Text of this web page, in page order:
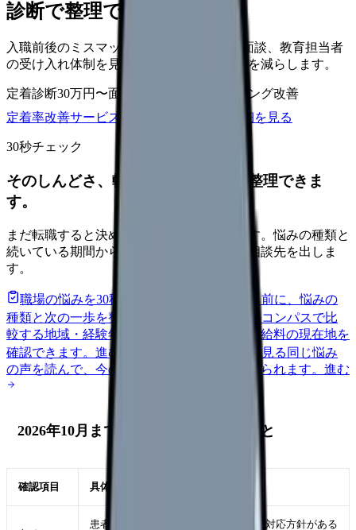
診断で整理できます
入職前後のミスマッチ、初月面談、3ヶ月面談、教育担当者
の受け入れ体制を見直し、早期離職の再発を減らします。
定着診断30万円〜面談シート
オンボーディング改善
定着率改善サービスを相談
サービス詳細を見る
30秒チェック
そのしんどさ、転職すべきサインか整理できま
す。
まだ転職すると決めていなくても大丈夫です。悩みの種類と
続いている期間から、次に見るべき記事と相談先を出しま
す。
職場の悩みを30秒で診断
辞めるべきか迷う前に、悩みの
種類と次の一歩を整理します。
給料コンパスで比
較する地域・経験年数・施設形態から、今の給料の現在地を
確認できます。 進む 匿名掲示板で本音を見る 同じ悩み
の声を読んで、今の職場だけの問題か確かめられます。 進む
2026年10月までに職場へ確認したいこと
確認項目 具体的に見ること
患者・家族からの暴言や過剰要求への対応方針がある